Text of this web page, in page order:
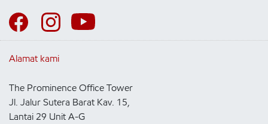
Alamat kami
The Prominence Office Tower
Jl. Jalur Sutera Barat Kav. 15,
Lantai 29 Unit A-G